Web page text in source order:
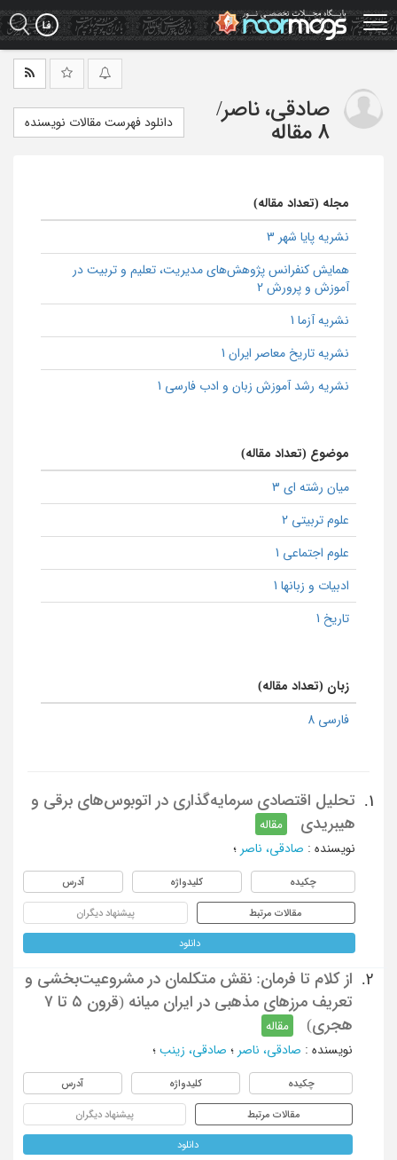
Skip
to
main
صادقی، ناصر/
8 مقاله
دانلود فهرست مقالات نویسنده
مجله (تعداد مقاله)
نشریه پایا شهر 3
همایش كنفرانس پژوهش‌هاي مديريت، تعلیم و تربیت در
آموزش و پرورش 2
نشریه آزما 1
نشریه تاریخ معاصر ایران 1
نشریه رشد آموزش زبان و ادب فارسی 1
موضوع (تعداد مقاله)
میان رشته ای 3
علوم تربیتی 2
علوم اجتماعی 1
ادبیات و زبانها 1
تاریخ 1
زبان (تعداد مقاله)
فارسی 8
1.
تحلیل اقتصادی سرمایه‌گذاری در اتوبوس‌های برقی و
هیبریدی
مقاله
نویسنده : صادقی، ناصر ؛
چکیده کلیدواژه آدرس
مقالات مرتبط پیشنهاد دیگران
دانلود
2.
از کلام تا فرمان: نقش متکلمان در مشروعیت‌بخشی و
تعریف مرزهای مذهبی در ایران میانه (قرون ۵ تا ۷
هجری)
مقاله
نویسنده : صادقی، ناصر ؛ صادقی، زینب ؛
چکیده کلیدواژه آدرس
مقالات مرتبط پیشنهاد دیگران
دانلود